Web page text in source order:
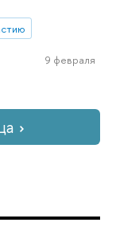
9 февраля